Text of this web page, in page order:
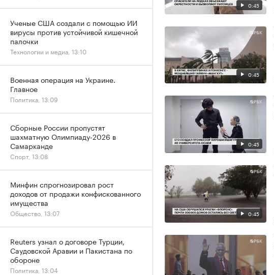
0:45
0:45
0:45
0:45
Ученые США создали с помощью ИИ
вирусы против устойчивой кишечной
палочки
Технологии и медиа, 13:10
Военная операция на Украине.
Главное
Политика, 13:09
Сборные России пропустят
шахматную Олимпиаду-2026 в
Самарканде
Спорт, 13:08
Минфин спрогнозировал рост
доходов от продажи конфискованного
имущества
Общество, 13:07
Reuters узнал о договоре Турции,
Саудовской Аравии и Пакистана по
обороне
Политика, 13:04